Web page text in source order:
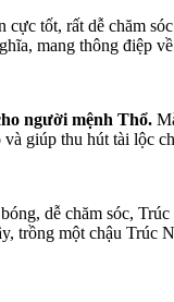
tốt, rất dễ chăm
mang thông điệp
người mệnh Thổ.
giúp thu hút tài lộc
dễ chăm sóc,
trồng một chậu Trúc